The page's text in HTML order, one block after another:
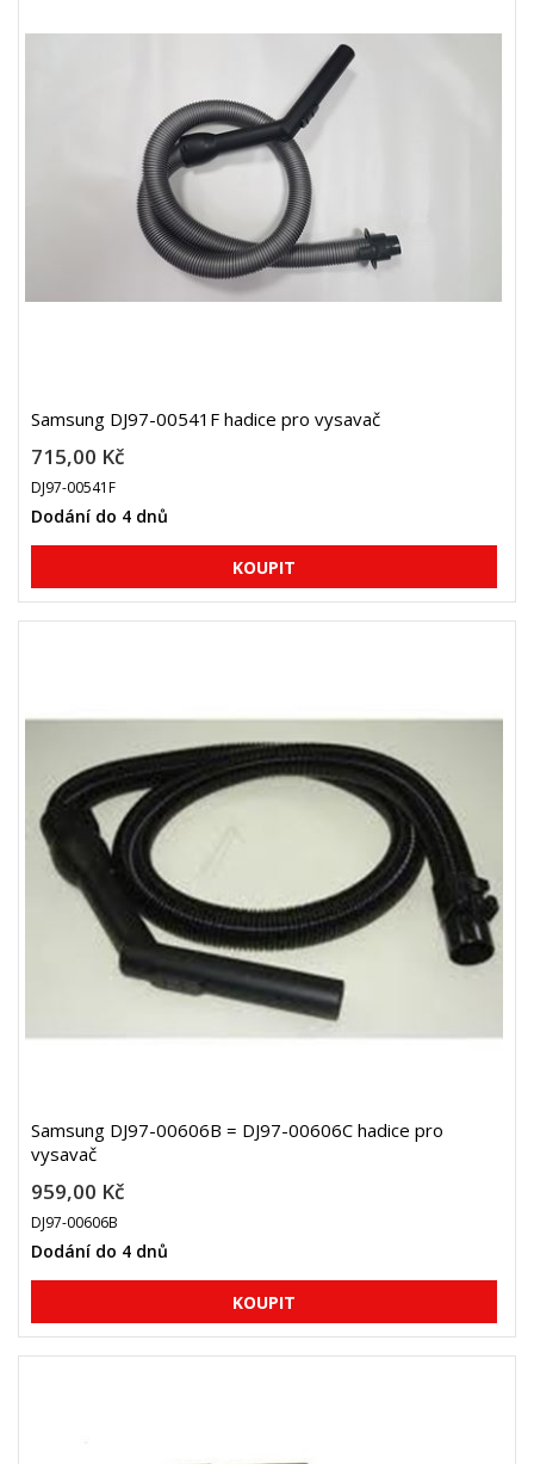
Samsung DJ97-00541F hadice pro vysavač
715,00 Kč
DJ97-00541F
Dodání do 4 dnů
Samsung DJ97-00606B = DJ97-00606C hadice pro
vysavač
959,00 Kč
DJ97-00606B
Dodání do 4 dnů